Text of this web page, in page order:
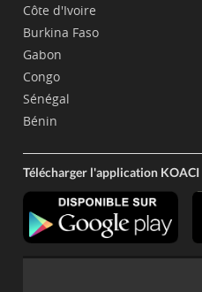
Côte d'Ivoire
Burkina Faso
Gabon
Congo
Sénégal
Bénin
Télécharger l'application KOACI